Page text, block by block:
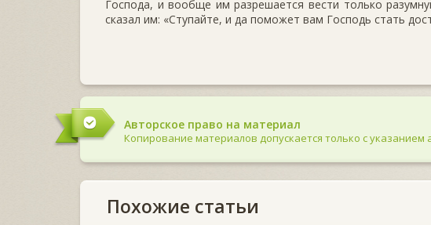
Господа, и вообще им разрешается вести только
сказал им: «Ступайте, и да поможет вам Господь стать
Авторское право на материал
Копирование материалов допускается только с указанием
Похожие статьи